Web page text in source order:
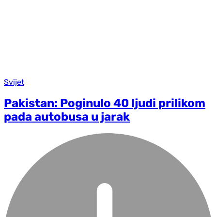
Svijet
Pakistan: Poginulo 40 ljudi prilikom
pada autobusa u jarak